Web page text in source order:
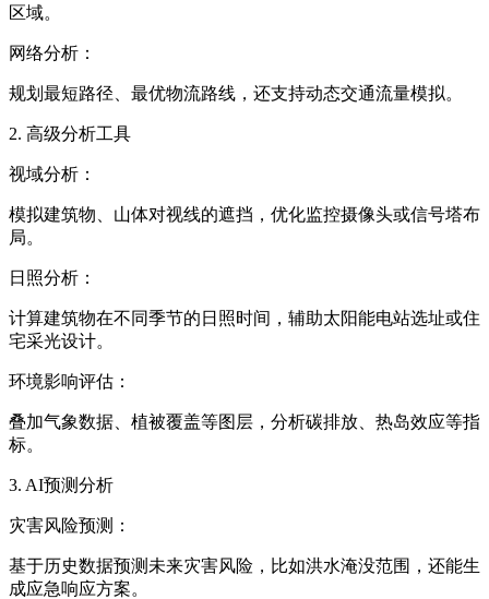
区域。
网络分析：
规划最短路径、最优物流路线，还支持动态交通流量模拟。
2. 高级分析工具
视域分析：
模拟建筑物、山体对视线的遮挡，优化监控摄像头或信号塔布
局。
日照分析：
计算建筑物在不同季节的日照时间，辅助太阳能电站选址或住
宅采光设计。
环境影响评估：
叠加气象数据、植被覆盖等图层，分析碳排放、热岛效应等指
标。
3. AI预测分析
灾害风险预测：
基于历史数据预测未来灾害风险，比如洪水淹没范围，还能生
成应急响应方案。